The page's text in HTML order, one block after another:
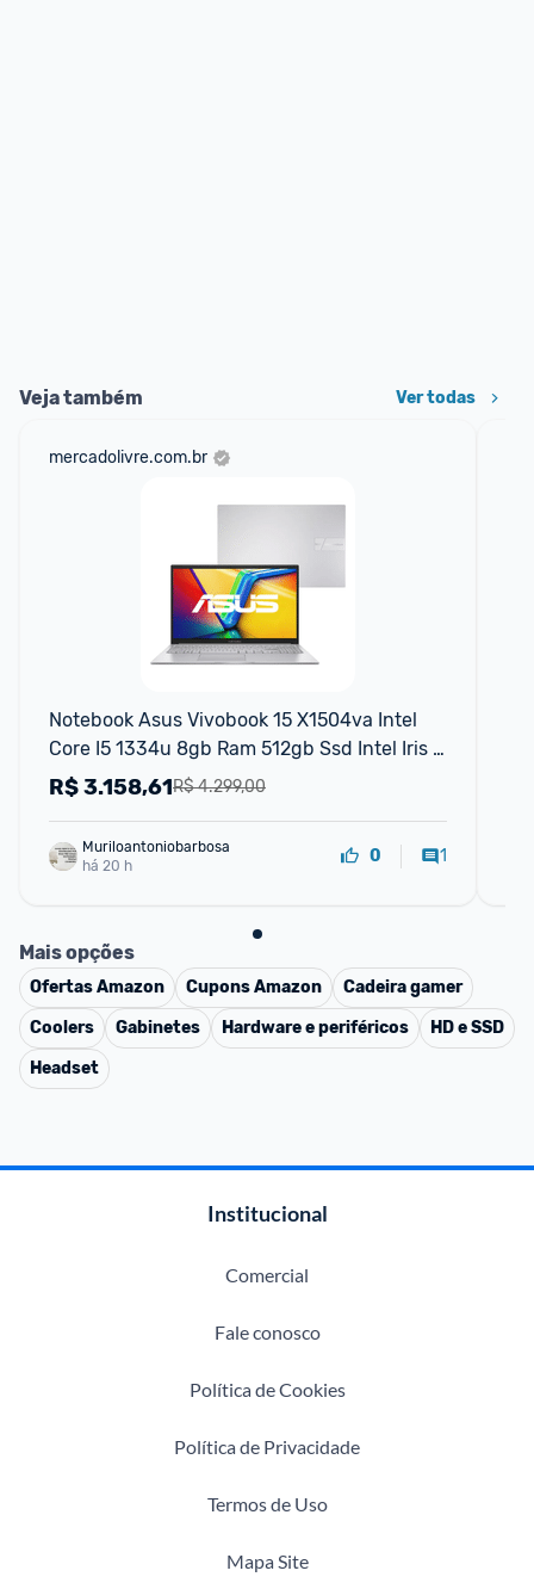
Veja também Ver todas
mercadolivre.com.br
Notebook Asus Vivobook 15 X1504va Intel
Core I5 1334u 8gb Ram 512gb Ssd Intel Iris
Xe Windows 11 Home Tela 15,6 Fhd Silv
R$ 4.299,00
R$3.158,61
Muriloantoniobarbosa
há 20 h
0 1
Mais opções
OfertasAmazon CuponsAmazon
Cadeira gamer
Coolers
Gabinetes Hardware e periféricos
HD e SSD
Headset
Institucional
Comercial
Fale conosco
Política de Cookies
Política de Privacidade
Termos de Uso
Mapa Site